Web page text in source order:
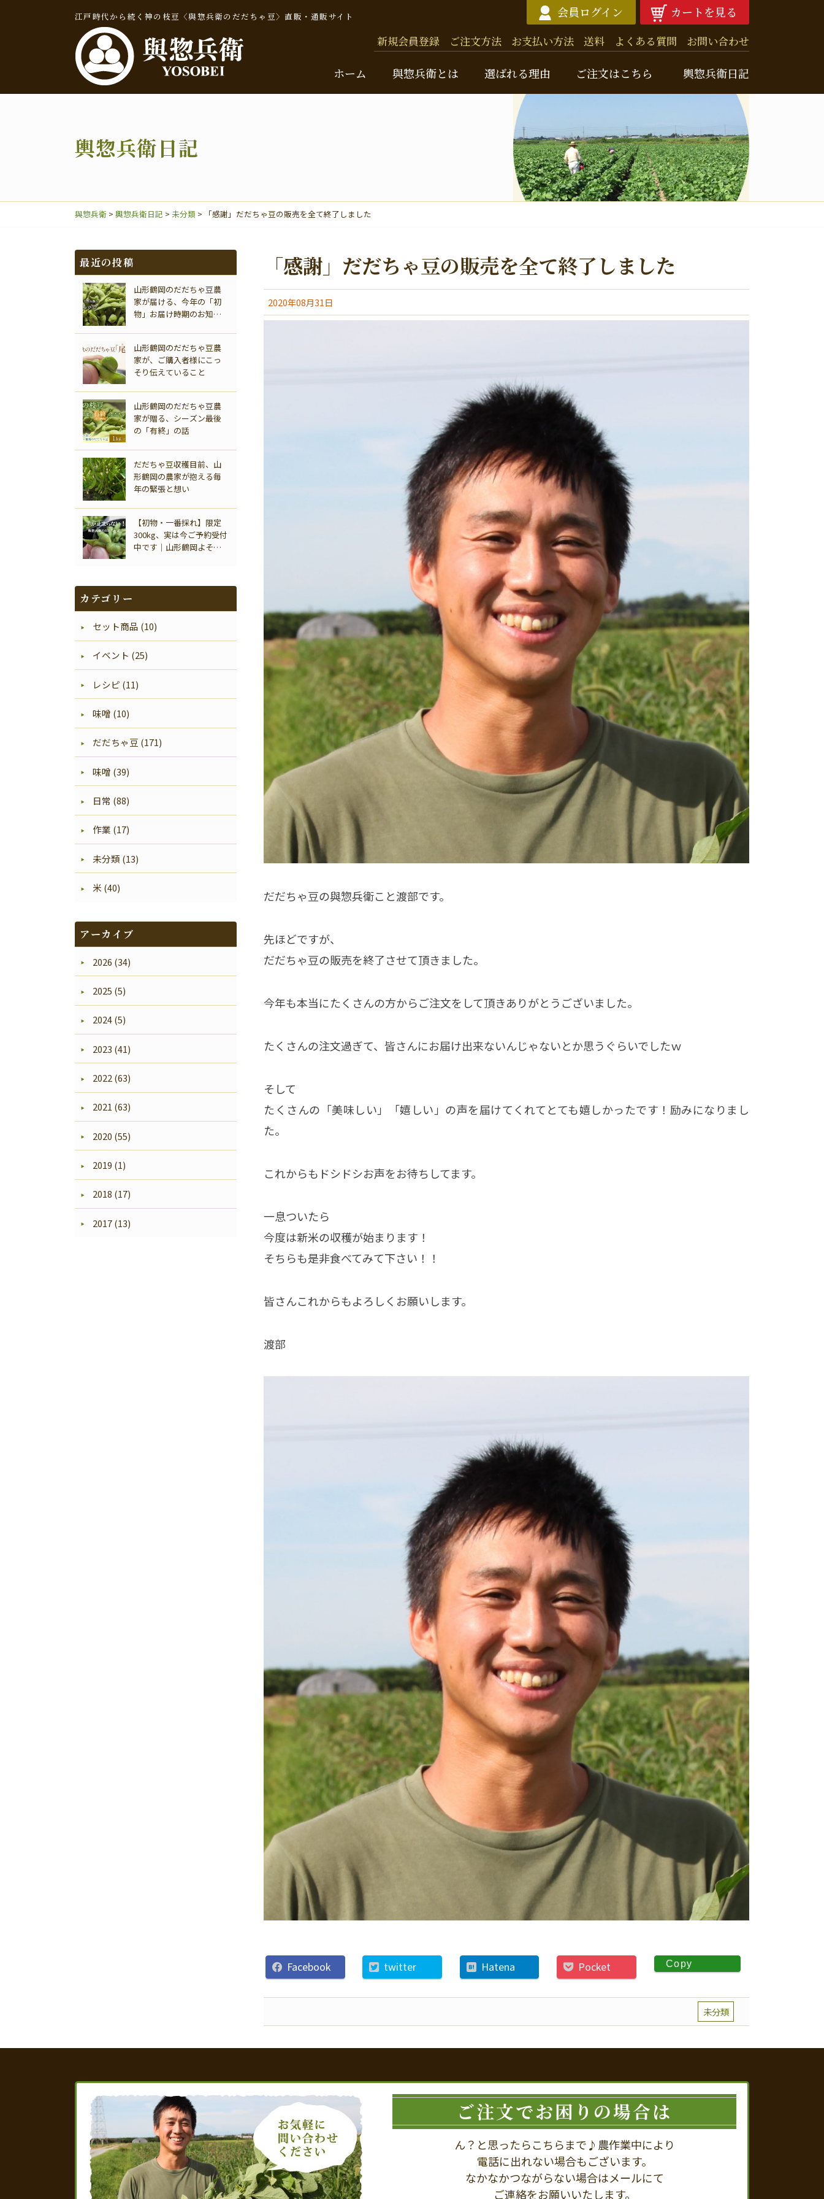
江戸時代から続く神の枝豆〈與惣兵衛のだだちゃ豆〉直販・通販サイト 会員ログイン カートを見る
新規会員登録 ご注文方法 お支払い方法 送料 よくある質問 お問い合わせ
ホーム 與惣兵衛とは 選ばれる理由 ご注文はこちら
だだちゃ豆 お米
初めての人におすすめの商品はこちら
輿惣兵衛日記
輿惣兵衛日記
與惣兵衛ニュースレター
バックナンバー
輿惣兵衛日記
與惣兵衛 > 輿惣兵衛日記 > 未分類 > 「感謝」だだちゃ豆の販売を全て終了しました
「感謝」だだちゃ豆の販売を全て終了しました
2020年08月31日
だだちゃ豆の與惣兵衛こと渡部です。
先ほどですが、
だだちゃ豆の販売を終了させて頂きました。
今年も本当にたくさんの方からご注文をして頂きありがとうございました。
たくさんの注文過ぎて、皆さんにお届け出来ないんじゃないとか思うぐらいでしたｗ
そして
たくさんの「美味しい」「嬉しい」の声を届けてくれてとても嬉しかったです！励みになりまし
た。
これからもドシドシお声をお待ちしてます。
一息ついたら
今度は新米の収穫が始まります！
そちらも是非食べてみて下さい！！
皆さんこれからもよろしくお願いします。
渡部
Facebook twitter Hatena Pocket Copy
未分類
最近の投稿
山形鶴岡のだだちゃ豆農
家が届ける、今年の「初
物」お届け時期のお知ら
山形鶴岡のだだちゃ豆農
家が、ご購入者様にこっ
そり伝えていること
山形鶴岡のだだちゃ豆農
家が贈る、シーズン最後
の「有終」の話
だだちゃ豆収穫目前、山
形鶴岡の農家が抱える毎
年の緊張と想い
【初物・一番採れ】限定
300kg、実は今ご予約受付
中です｜山形鶴岡よそべ
カテゴリー
セット商品 (10)
イベント (25)
レシピ (11)
味噌 (10)
だだちゃ豆 (171)
味噌 (39)
日常 (88)
作業 (17)
未分類 (13)
米 (40)
アーカイブ
2026 (34)
2025 (5)
2024 (5)
2023 (41)
2022 (63)
2021 (63)
2020 (55)
2019 (1)
2018 (17)
2017 (13)
ご注文でお困りの場合は
ん？と思ったらこちらまで♪農作業中により
電話に出れない場合もございます。
なかなかつながらない場合はメールにて
ご連絡をお願いいたします。